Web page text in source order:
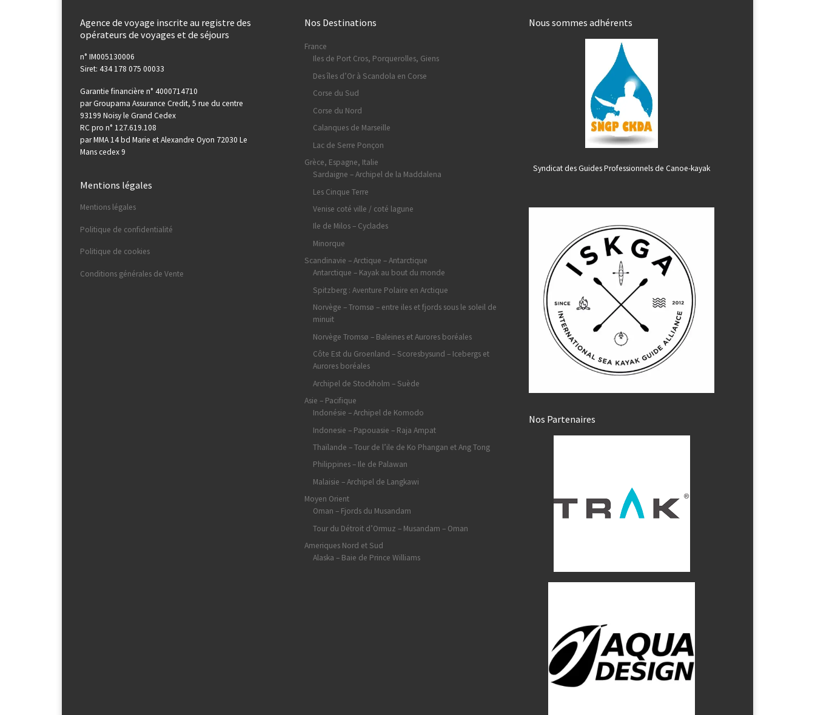
Agence de voyage inscrite au registre des
opérateurs de voyages et de séjours
n° IM005130006
Siret: 434 178 075 00033
Garantie financière n° 4000714710
par Groupama Assurance Credit, 5 rue du centre
93199 Noisy le Grand Cedex
RC pro n° 127.619.108
par MMA 14 bd Marie et Alexandre Oyon 72030 Le
Mans cedex 9
Mentions légales
Mentions légales
Politique de confidentialité
Politique de cookies
Conditions générales de Vente
Nos Destinations
France
Iles de Port Cros, Porquerolles, Giens
Des îles d’Or à Scandola en Corse
Corse du Sud
Corse du Nord
Calanques de Marseille
Lac de Serre Ponçon
Grèce, Espagne, Italie
Sardaigne – Archipel de la Maddalena
Les Cinque Terre
Venise coté ville / coté lagune
Ile de Milos – Cyclades
Minorque
Scandinavie – Arctique – Antarctique
Antarctique – Kayak au bout du monde
Spitzberg : Aventure Polaire en Arctique
Norvège – Tromsø – entre iles et fjords sous le soleil de
minuit
Norvège Tromsø – Baleines et Aurores boréales
Côte Est du Groenland – Scoresbysund – Icebergs et
Aurores boréales
Archipel de Stockholm – Suède
Asie – Pacifique
Indonésie – Archipel de Komodo
Indonesie – Papouasie – Raja Ampat
Thaïlande – Tour de l’ile de Ko Phangan et Ang Tong
Philippines – Ile de Palawan
Malaisie – Archipel de Langkawi
Moyen Orient
Oman – Fjords du Musandam
Tour du Détroit d’Ormuz – Musandam – Oman
Ameriques Nord et Sud
Alaska – Baie de Prince Williams
Nous sommes adhérents
Syndicat des Guides Professionnels de Canoe-kayak
Nos Partenaires